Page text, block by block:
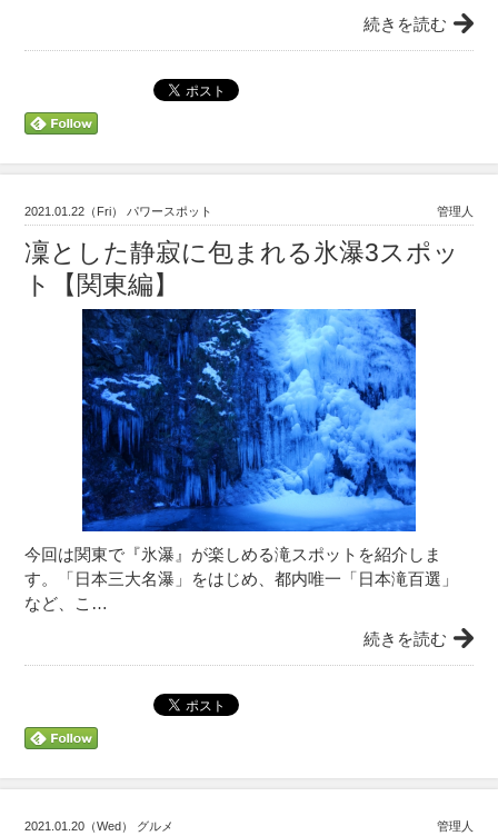
続きを読む
2021.01.22（Fri） パワースポット 管理人
凜とした静寂に包まれる氷瀑3スポッ
ト【関東編】
今回は関東で『氷瀑』が楽しめる滝スポットを紹介しま
す。「日本三大名瀑」をはじめ、都内唯一「日本滝百選」
など、こ…
続きを読む
2021.01.20（Wed） グルメ 管理人